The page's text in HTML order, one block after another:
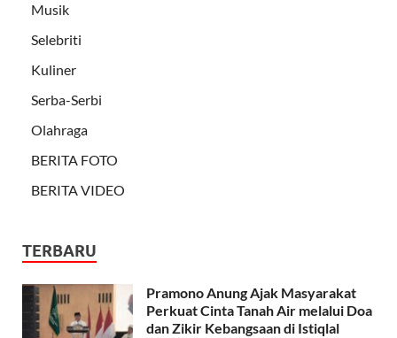
Musik
Selebriti
Kuliner
Serba-Serbi
Olahraga
BERITA FOTO
BERITA VIDEO
TERBARU
Pramono Anung Ajak Masyarakat
Perkuat Cinta Tanah Air melalui Doa
dan Zikir Kebangsaan di Istiqlal